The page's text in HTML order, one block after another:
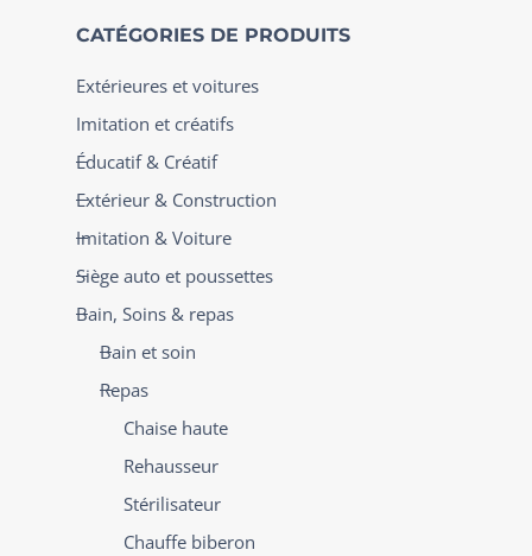
CATÉGORIES DE PRODUITS
Extérieures et voitures
Imitation et créatifs
Éducatif & Créatif
Extérieur & Construction
Imitation & Voiture
Siège auto et poussettes
Bain, Soins & repas
Bain et soin
Repas
Chaise haute
Rehausseur
Stérilisateur
Chauffe biberon